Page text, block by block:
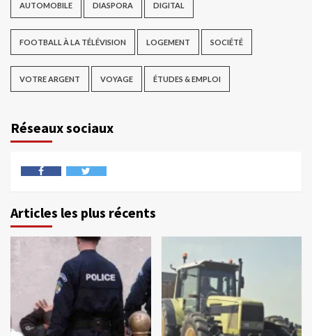
AUTOMOBILE DIASPORA DIGITAL
FOOTBALL À LA TÉLÉVISION LOGEMENT SOCIÉTÉ
VOTRE ARGENT VOYAGE ÉTUDES & EMPLOI
Réseaux sociaux
Articles les plus récents